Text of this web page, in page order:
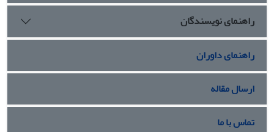
راهنمای نویسندگان
راهنمای داوران
ارسال مقاله
تماس با ما